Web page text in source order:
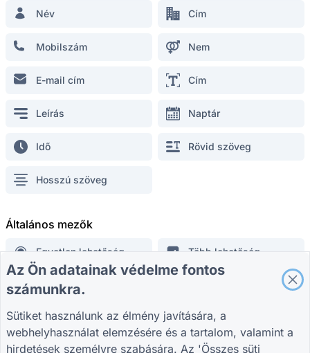
Név Cím
Mobilszám Nem
E-mail cím Cím
Leírás Naptár
Idő Rövid szöveg
Hosszú szöveg
Általános mezők
Egyetlen lehetőség Több lehetőség
Többszintű választás
Elhelyezkedés Aláírás
Kiskereskedelmi felmérési űrlap
Promóciós űrlap reklámozáshoz
Rendezvényértékelő űrlap
Étterem rendelési rendszer nyomtatvány
Logisztikai beszállítói értékelő űrlap
Ügyfél-elköteleződési űrlap
ÚTMUTATÓK
Blog
TIGER FORM
Útmutató
Vegye fel velünk a
kapcsolatot
Adatvédelmi
szabályzat
Süti beállítások
Az Ön adatainak védelme fontos
számunkra.
Sütiket használunk az élmény javítására, a
webhelyhasználat elemzésére és a tartalom, valamint a
hirdetések személyre szabására. Az 'Összes süti